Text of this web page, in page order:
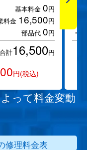
基本料金 0円
料金 16,500円
部品代 0円
合計16,500円
円(税込)
+
って料金変動
修理料金表